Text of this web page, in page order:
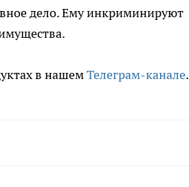
дело. Ему инкриминируют
в нашемТелеграм-канале.